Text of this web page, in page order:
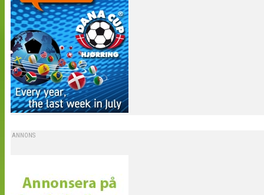
ANNONS